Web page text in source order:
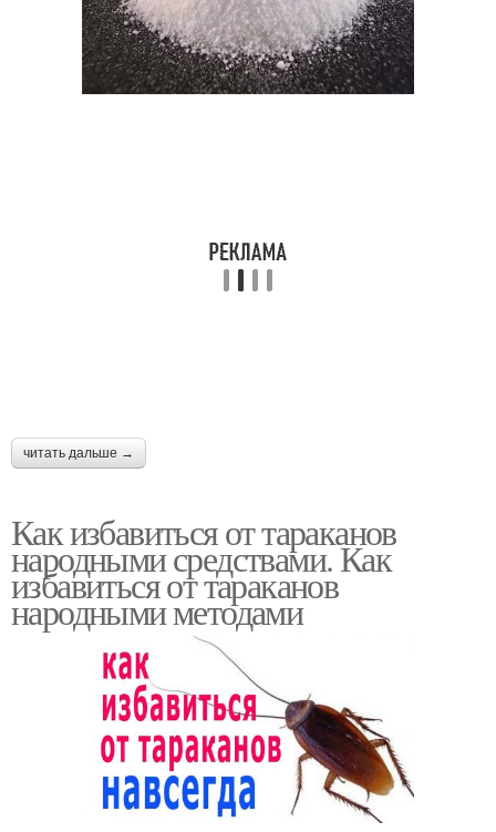
читать дальше →
Как избавиться от тараканов
народными средствами. Как
избавиться от тараканов
народными методами